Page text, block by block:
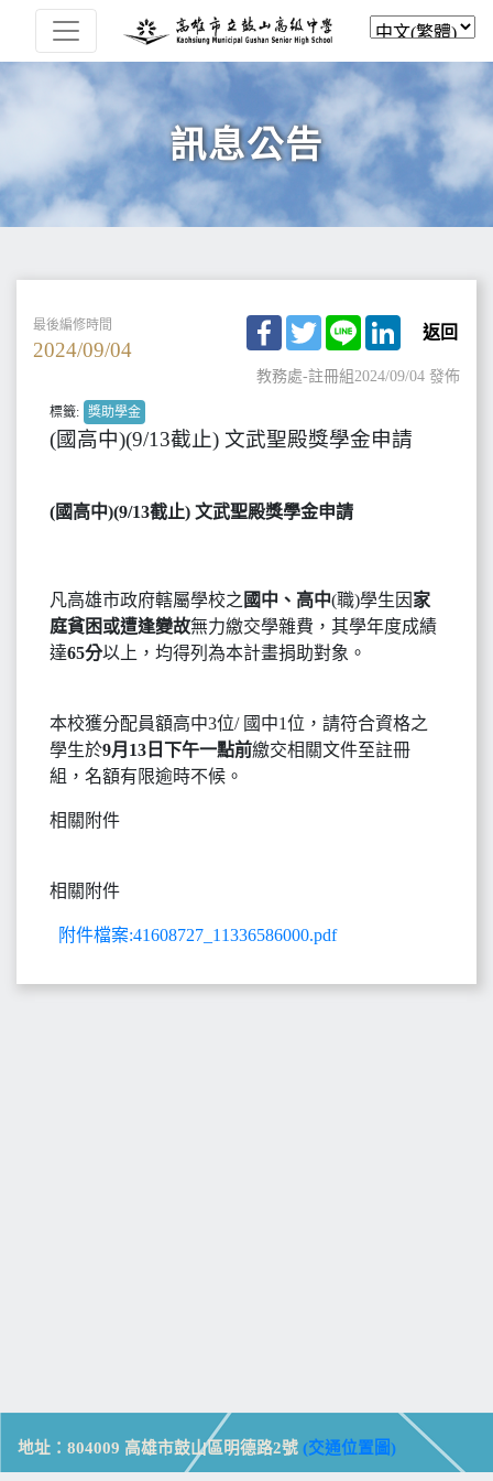
訊息公告
最後編修時間
2024/09/04
Facebook
TwitterLine LinkedIn
返回
教務處-註冊組2024/09/04 發佈
標籤: 獎助學金
(國高中)(9/13截止) 文武聖殿獎學金申請
(國高中)(9/13截止) 文武聖殿獎學金申請
凡高雄市政府轄屬學校之 國中、高中(職)學生因 家
庭貧困或遭逢變故無力繳交學雜費，其學年度成績
達65分以上，均得列為本計畫捐助對象。
本校獲分配員額高中3位/ 國中1位，請符合資格之
學生於9月13日下午一點前繳交相關文件至註冊
組，名額有限逾時不候。
相關附件
相關附件
附件檔案:41608727_11336586000.pdf
地址：804009 高雄市鼓山區明德路2號 (交通位置圖)